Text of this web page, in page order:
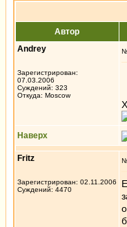
Автор
Andrey
Зарегистрирован:
07.03.2006
Суждений: 323
Откуда: Moscow
Наверх
Fritz
Зарегистрирован: 02.11.2006
Суждений: 4470